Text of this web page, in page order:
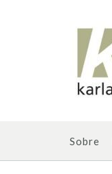
Sobre